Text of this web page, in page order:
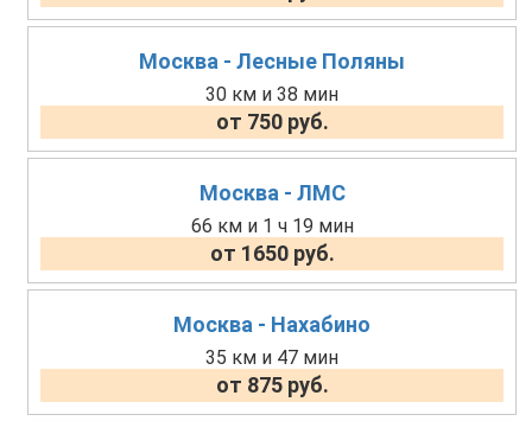
Москва - Лесные Поляны
30 км и 38 мин
от 750 руб.
Москва - ЛМС
66 км и 1 ч 19 мин
от 1650 руб.
Москва - Нахабино
35 км и 47 мин
от 875 руб.